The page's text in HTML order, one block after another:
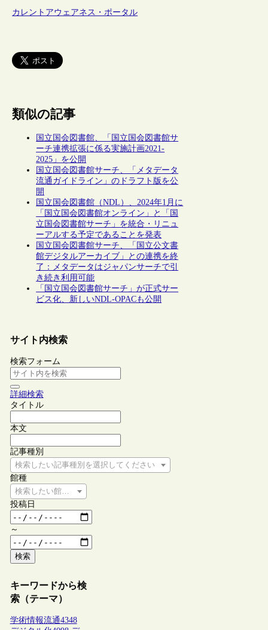
カレントアウェアネス・ポータル
類似の記事
国立国会図書館、「国立国会図書館サ
ーチ連携拡張に係る実施計画2021-
2025」を公開
国立国会図書館サーチ、「メタデータ
流通ガイドライン」のドラフト版を公
開
国立国会図書館（NDL）、2024年1月に
「国立国会図書館オンライン」と「国
立国会図書館サーチ」を統合・リニュ
ーアルする予定であることを発表
国立国会図書館サーチ、「国立公文書
館デジタルアーカイブ」との連携を終
了：メタデータはジャパンサーチで引
き続き利用可能
「国立国会図書館サーチ」が正式サー
ビス化、新しいNDL-OPACも公開
サイト内検索
検索フォーム
詳細検索
タイトル
本文
記事種別
検索したい記事種別を選択してください
館種
検索したい館種を選択してください
投稿日
～
検索
キーワードから検
索（テーマ）
学術情報流通4348